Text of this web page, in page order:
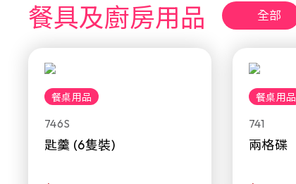
餐具及廚房用品 全部
餐桌用品
746S
匙羹 (6隻裝)
餐桌用品
741
兩格碟